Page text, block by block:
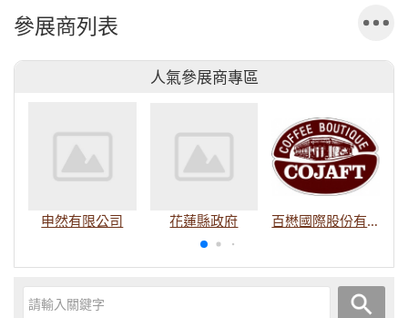
參展商列表
人氣參展商專區
申然有限公司 花蓮縣政府 百懋國際股份有限公司